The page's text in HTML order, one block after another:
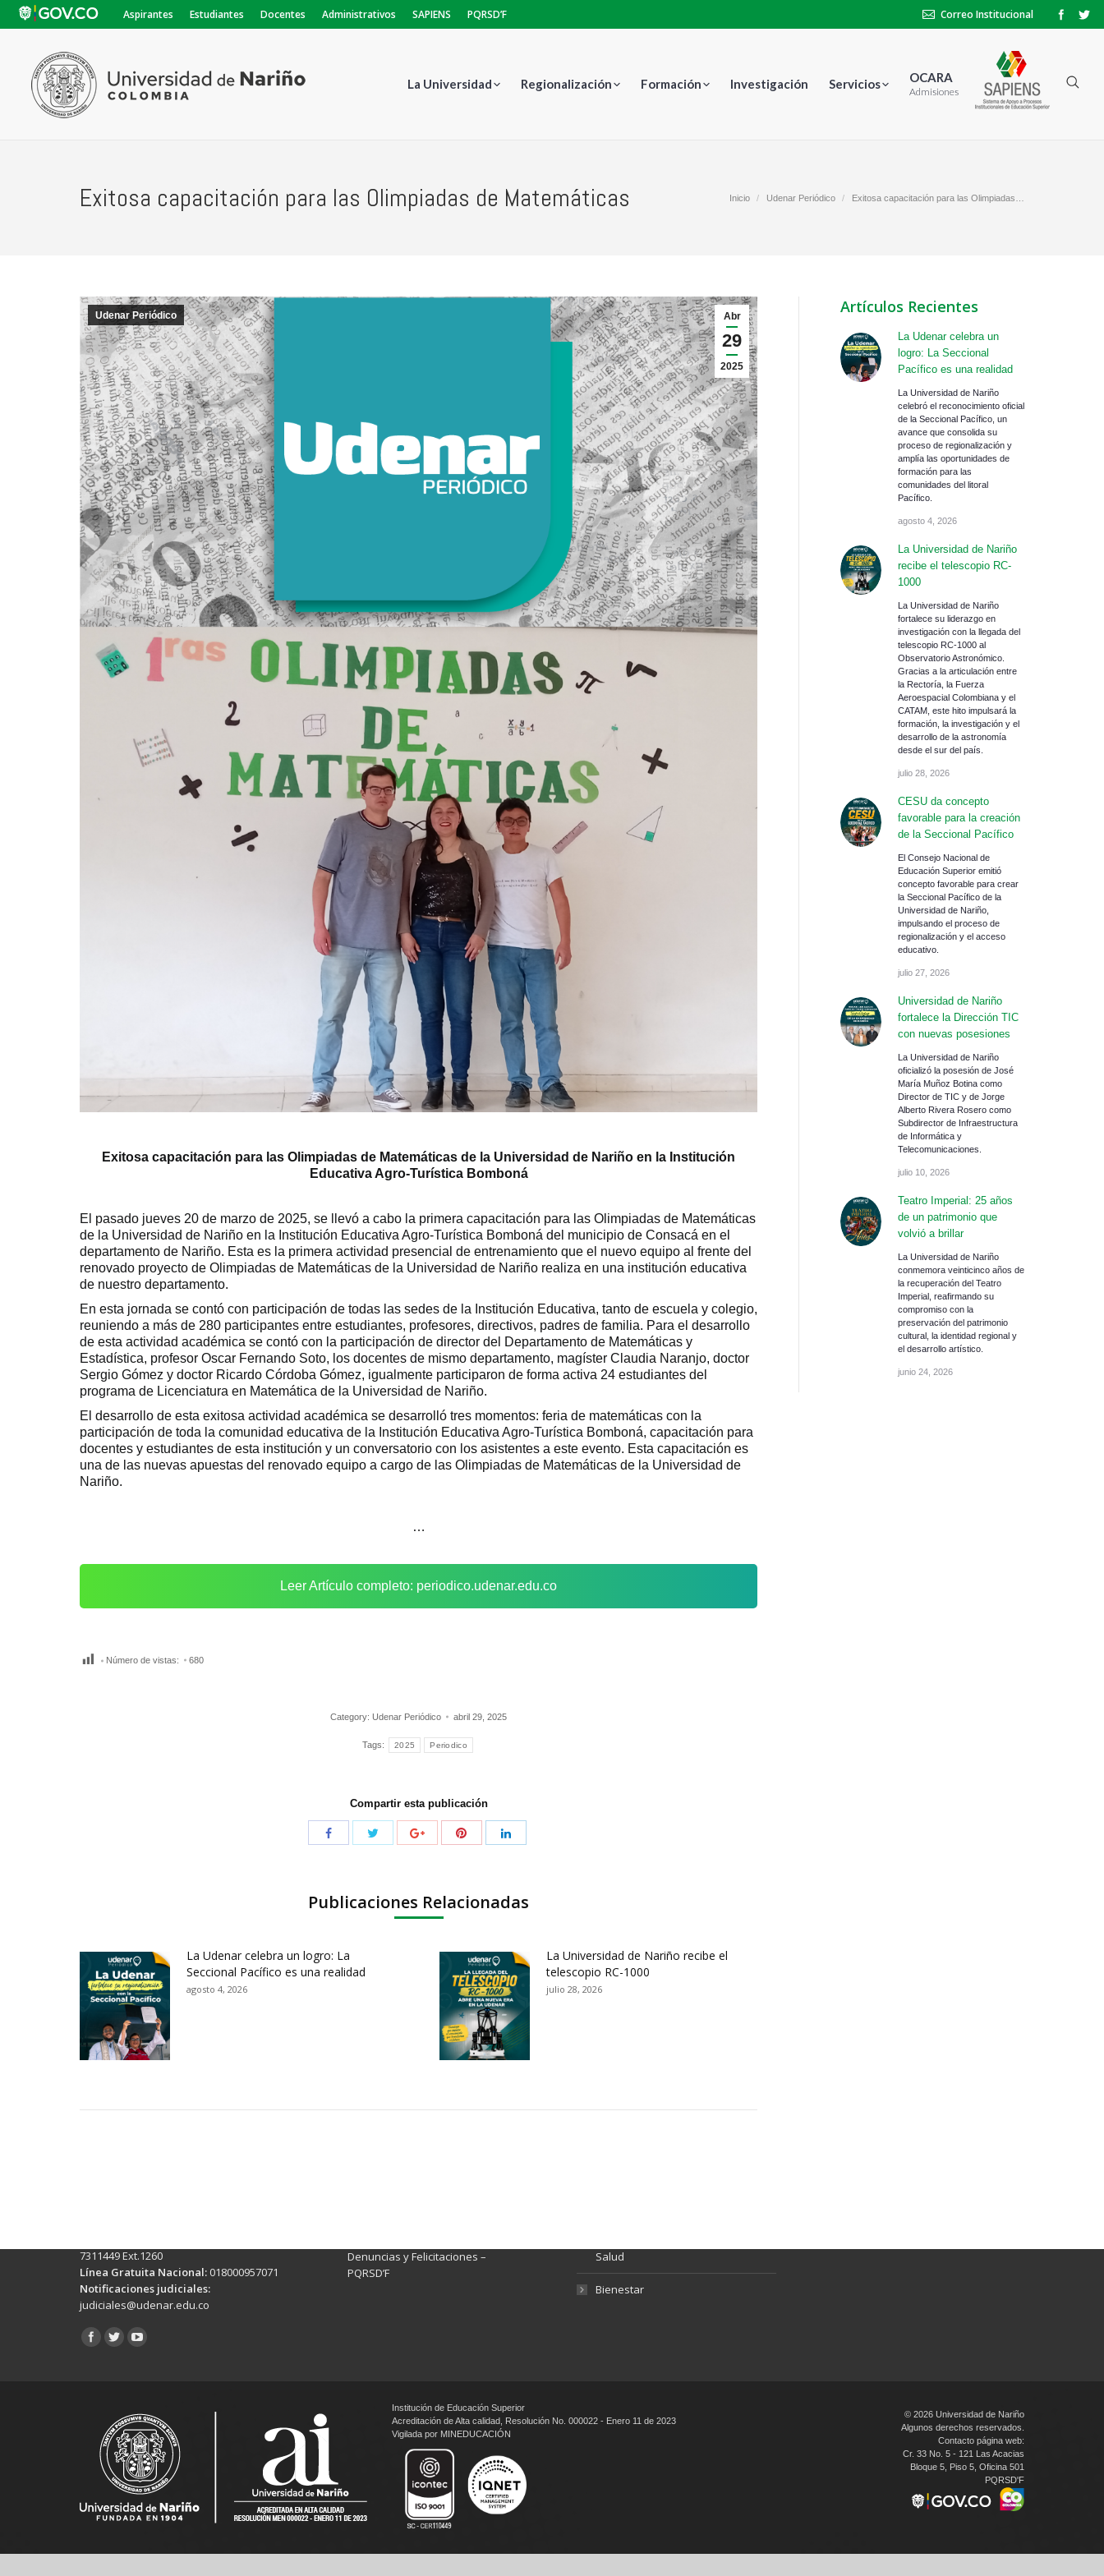
Aspirantes Estudiantes Docentes Administrativos SAPIENS PQRSD’F Correo Institucional
La Universidad Regionalización Formación Investigación Servicios OCARA
Admisiones
Exitosa capacitación para las Olimpiadas de Matemáticas Estás aquí:
Inicio Udenar Periódico Exitosa capacitación para las Olimpiadas…
Abr
29
2025
Udenar Periódico
Exitosa capacitación para las Olimpiadas de Matemáticas de la Universidad de Nariño en la Institución
Educativa Agro-Turística Bomboná
El pasado jueves 20 de marzo de 2025, se llevó a cabo la primera capacitación para las Olimpiadas de Matemáticas
de la Universidad de Nariño en la Institución Educativa Agro-Turística Bomboná del municipio de Consacá en el
departamento de Nariño. Esta es la primera actividad presencial de entrenamiento que el nuevo equipo al frente del
renovado proyecto de Olimpiadas de Matemáticas de la Universidad de Nariño realiza en una institución educativa
de nuestro departamento.
En esta jornada se contó con participación de todas las sedes de la Institución Educativa, tanto de escuela y colegio,
reuniendo a más de 280 participantes entre estudiantes, profesores, directivos, padres de familia. Para el desarrollo
de esta actividad académica se contó con la participación de director del Departamento de Matemáticas y
Estadística, profesor Oscar Fernando Soto, los docentes de mismo departamento, magíster Claudia Naranjo, doctor
Sergio Gómez y doctor Ricardo Córdoba Gómez, igualmente participaron de forma activa 24 estudiantes del
programa de Licenciatura en Matemática de la Universidad de Nariño.
El desarrollo de esta exitosa actividad académica se desarrolló tres momentos: feria de matemáticas con la
participación de toda la comunidad educativa de la Institución Educativa Agro-Turística Bomboná, capacitación para
docentes y estudiantes de esta institución y un conversatorio con los asistentes a este evento. Esta capacitación es
una de las nuevas apuestas del renovado equipo a cargo de las Olimpiadas de Matemáticas de la Universidad de
Nariño.
…
Leer Artículo completo: periodico.udenar.edu.co
Número de vistas: 680
Category: Udenar Periódico abril 29, 2025
Tags: 2025 Periodico
Compartir esta publicación
Publicaciones Relacionadas
La Udenar celebra un logro: La
Seccional Pacífico es una realidad
agosto 4, 2026
La Universidad de Nariño recibe el
telescopio RC-1000
julio 28, 2026
Artículos Recientes
La Udenar celebra un
logro: La Seccional
Pacífico es una realidad
La Universidad de Nariño
celebró el reconocimiento oficial
de la Seccional Pacífico, un
avance que consolida su
proceso de regionalización y
amplía las oportunidades de
formación para las
comunidades del litoral
Pacífico.
agosto 4, 2026
La Universidad de Nariño
recibe el telescopio RC-
1000
La Universidad de Nariño
fortalece su liderazgo en
investigación con la llegada del
telescopio RC-1000 al
Observatorio Astronómico.
Gracias a la articulación entre
la Rectoría, la Fuerza
Aeroespacial Colombiana y el
CATAM, este hito impulsará la
formación, la investigación y el
desarrollo de la astronomía
desde el sur del país.
julio 28, 2026
CESU da concepto
favorable para la creación
de la Seccional Pacífico
El Consejo Nacional de
Educación Superior emitió
concepto favorable para crear
la Seccional Pacífico de la
Universidad de Nariño,
impulsando el proceso de
regionalización y el acceso
educativo.
julio 27, 2026
Universidad de Nariño
fortalece la Dirección TIC
con nuevas posesiones
La Universidad de Nariño
oficializó la posesión de José
María Muñoz Botina como
Director de TIC y de Jorge
Alberto Rivera Rosero como
Subdirector de Infraestructura
de Informática y
Telecomunicaciones.
julio 10, 2026
Teatro Imperial: 25 años
de un patrimonio que
volvió a brillar
La Universidad de Nariño
conmemora veinticinco años de
la recuperación del Teatro
Imperial, reafirmando su
compromiso con la
preservación del patrimonio
cultural, la identidad regional y
el desarrollo artístico.
junio 24, 2026
7311449 Ext.1260
Línea Gratuita Nacional: 018000957071
Notificaciones judiciales:
judiciales@udenar.edu.co
Encuéntranos en:
Denuncias y Felicitaciones –
PQRSD’F
Salud
Bienestar
Institución de Educación Superior
Acreditación de Alta calidad, Resolución No. 000022 - Enero 11 de 2023
Vigilada por MINEDUCACIÓN
© 2026 Universidad de Nariño
Algunos derechos reservados.
Contacto página web:
Cr. 33 No. 5 - 121 Las Acacias
Bloque 5, Piso 5, Oficina 501
PQRSD'F